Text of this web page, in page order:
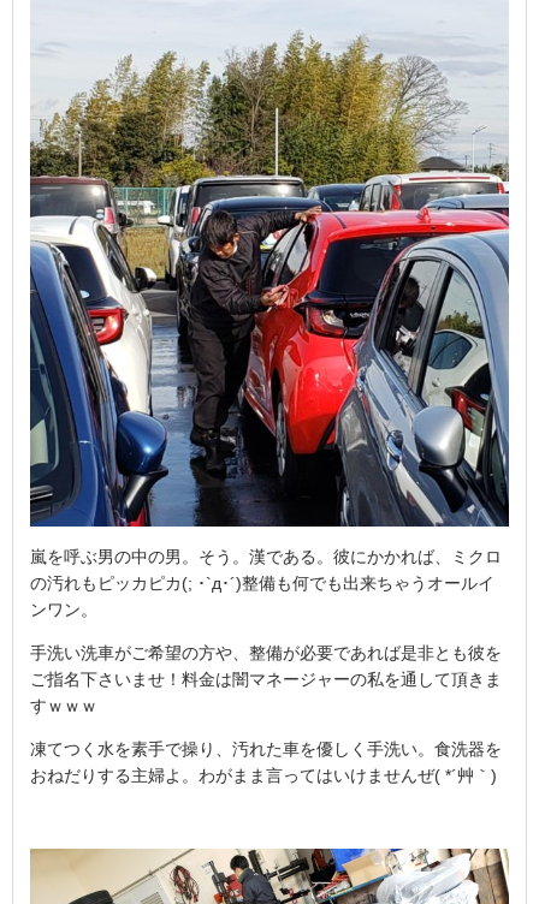
嵐を呼ぶ男の中の男。そう。漢である。彼にかかれば、ミクロ
の汚れもピッカピカ(; ･`д･´)整備も何でも出来ちゃうオールイ
ンワン。
手洗い洗車がご希望の方や、整備が必要であれば是非とも彼を
ご指名下さいませ！料金は闇マネージャーの私を通して頂きま
すｗｗｗ
凍てつく水を素手で操り、汚れた車を優しく手洗い。食洗器を
おねだりする主婦よ。わがまま言ってはいけませんぜ( *´艸｀)